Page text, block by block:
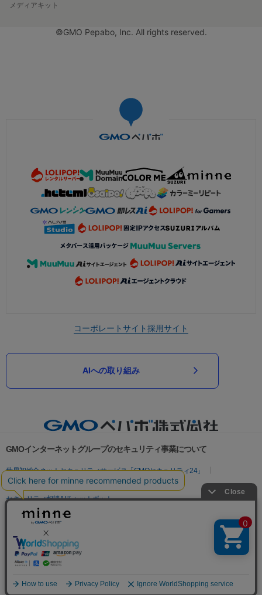
メディアキット
©GMO Pepabo, Inc. All rights reserved.
コーポレートサイト採用サイト
AIへの取り組み
GMOインターネットグループのセキュリティ事業について
世界初総合ネットセキュリティサービス「GMOセキュリティ24」
パスワード漏洩診断
Webサイトリスク診断
セキュリティ相談AIチャットボット
実在証明・盗聴対策
サイバー攻撃対策（GMO Flatt Security）
セキュリティ事業の軌跡